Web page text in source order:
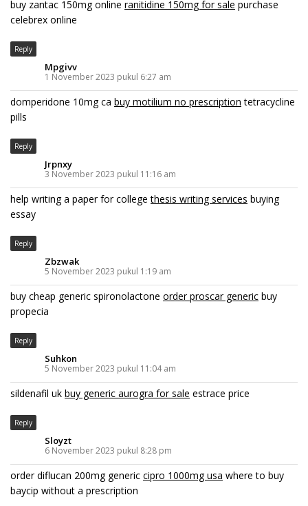
buy zantac 150mg online ranitidine 150mg for sale purchase
celebrex online
Reply
Mpgivv
1 November 2023 pukul 6:27 am
domperidone 10mg ca buy motilium no prescription tetracycline
pills
Reply
Jrpnxy
3 November 2023 pukul 11:16 am
help writing a paper for collegethesis writing services buying
essay
Reply
Zbzwak
5 November 2023 pukul 1:19 am
buy cheap generic spironolactone order proscar generic buy
propecia
Reply
Suhkon
5 November 2023 pukul 11:04 am
sildenafil uk buy generic aurogra for sale estrace price
Reply
Sloyzt
6 November 2023 pukul 8:28 pm
order diflucan 200mg generic cipro 1000mg usa where to buy
baycip without a prescription